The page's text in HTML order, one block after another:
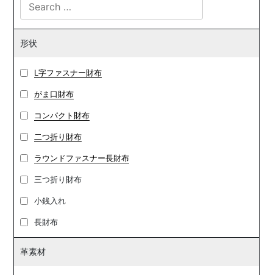
形状
L字ファスナー財布
がま口財布
コンパクト財布
二つ折り財布
ラウンドファスナー長財布
三つ折り財布
小銭入れ
長財布
革素材